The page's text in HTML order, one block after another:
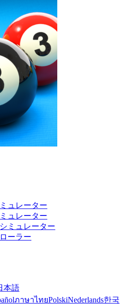
ュレーター
ュレーター
ミュレーター
ーラー
本語
ภาษาไทยPolskiNederlands한국